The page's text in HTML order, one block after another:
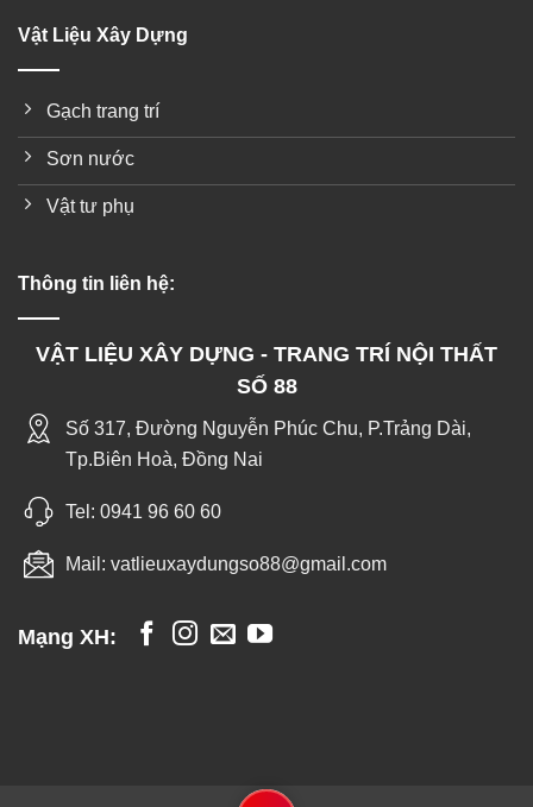
Vật Liệu Xây Dựng
Gạch trang trí
Sơn nước
Vật tư phụ
Thông tin liên hệ:
VẬT LIỆU XÂY DỰNG - TRANG TRÍ NỘI THẤT
SỐ 88
Số 317, Đường Nguyễn Phúc Chu, P.Trảng Dài,
Tp.Biên Hoà, Đồng Nai
Tel: 0941 96 60 60
Mail: vatlieuxaydungso88@gmail.com
Mạng XH: